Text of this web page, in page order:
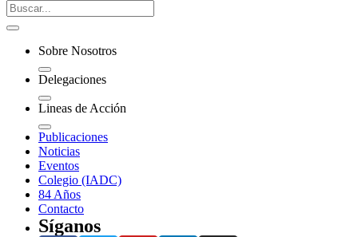
Sobre Nosotros
Delegaciones
Lineas de Acción
Publicaciones
Noticias
Eventos
Colegio (IADC)
84 Años
Contacto
Síganos